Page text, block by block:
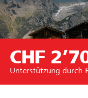
Unterstützen
Projekte und
CHF
Unterstützung durch